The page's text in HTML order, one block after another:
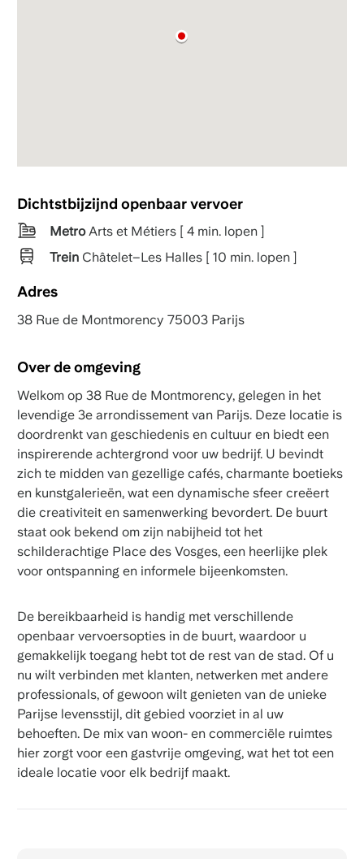
Dichtstbijzijnd openbaar vervoer
MetroArts et Métiers [ 4 min. lopen ]
TreinChâtelet–Les Halles [ 10 min. lopen ]
Adres
38 Rue de Montmorency 75003 Parijs
Over de omgeving
Welkom op 38 Rue de Montmorency, gelegen in het
levendige 3e arrondissement van Parijs. Deze locatie is
doordrenkt van geschiedenis en cultuur en biedt een
inspirerende achtergrond voor uw bedrijf. U bevindt
zich te midden van gezellige cafés, charmante boetieks
en kunstgalerieën, wat een dynamische sfeer creëert
die creativiteit en samenwerking bevordert. De buurt
staat ook bekend om zijn nabijheid tot het
schilderachtige Place des Vosges, een heerlijke plek
voor ontspanning en informele bijeenkomsten.
De bereikbaarheid is handig met verschillende
openbaar vervoersopties in de buurt, waardoor u
gemakkelijk toegang hebt tot de rest van de stad. Of u
nu wilt verbinden met klanten, netwerken met andere
professionals, of gewoon wilt genieten van de unieke
Parijse levensstijl, dit gebied voorziet in al uw
behoeften. De mix van woon- en commerciële ruimtes
hier zorgt voor een gastvrije omgeving, wat het tot een
ideale locatie voor elk bedrijf maakt.